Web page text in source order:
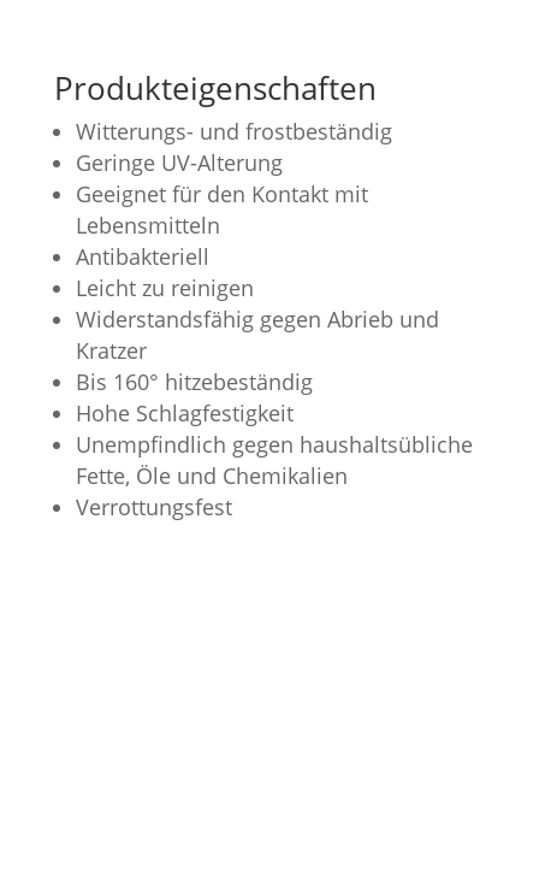
Produkteigenschaften
Witterungs- und frostbeständig
Geringe UV-Alterung
Geeignet für den Kontakt mit
Lebensmitteln
Antibakteriell
Leicht zu reinigen
Widerstandsfähig gegen Abrieb und
Kratzer
Bis 160° hitzebeständig
Hohe Schlagfestigkeit
Unempfindlich gegen haushaltsübliche
Fette, Öle und Chemikalien
Verrottungsfest